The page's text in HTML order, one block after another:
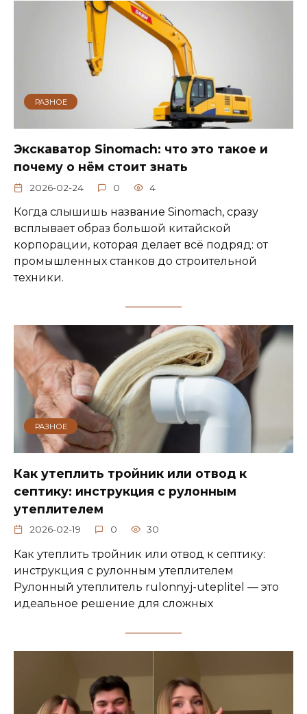
РАЗНОЕ
Экскаватор Sinomach: что это такое и
почему о нём стоит знать
2026-02-24 0 4
Когда слышишь название Sinomach, сразу
всплывает образ большой китайской
корпорации, которая делает всё подряд: от
промышленных станков до строительной
техники.
РАЗНОЕ
Как утеплить тройник или отвод к
септику: инструкция с рулонным
утеплителем
2026-02-19 0 30
Как утеплить тройник или отвод к септику:
инструкция с рулонным утеплителем
Рулонный утеплитель rulonnyj-uteplitel — это
идеальное решение для сложных